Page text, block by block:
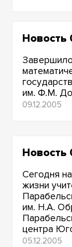
Новость
им. Ф.М.
09.12.2005
Новость
Сегодня
жизни
им. Н.А.
центра
05.12.2005